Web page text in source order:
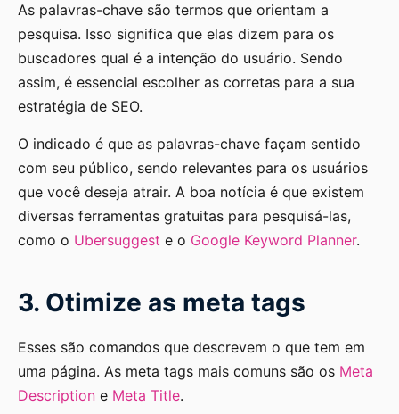
As palavras-chave são termos que orientam a
pesquisa. Isso significa que elas dizem para os
buscadores qual é a intenção do usuário. Sendo
assim, é essencial escolher as corretas para a sua
estratégia de SEO.
O indicado é que as palavras-chave façam sentido
com seu público, sendo relevantes para os usuários
que você deseja atrair. A boa notícia é que existem
diversas ferramentas gratuitas para pesquisá-las,
como o Ubersuggest e o Google Keyword Planner.
3. Otimize as meta tags
Esses são comandos que descrevem o que tem em
uma página. As meta tags mais comuns são os Meta
Description e Meta Title.